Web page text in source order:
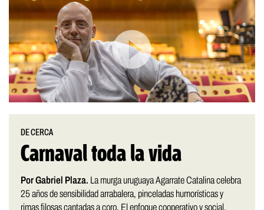
DE CERCA
Carnaval toda la vida
Por Gabriel Plaza. La murga uruguaya Agarrate Catalina celebra
25 años de sensibilidad arrabalera, pinceladas humorísticas y
rimas filosas cantadas a coro. El enfoque cooperativo y social,